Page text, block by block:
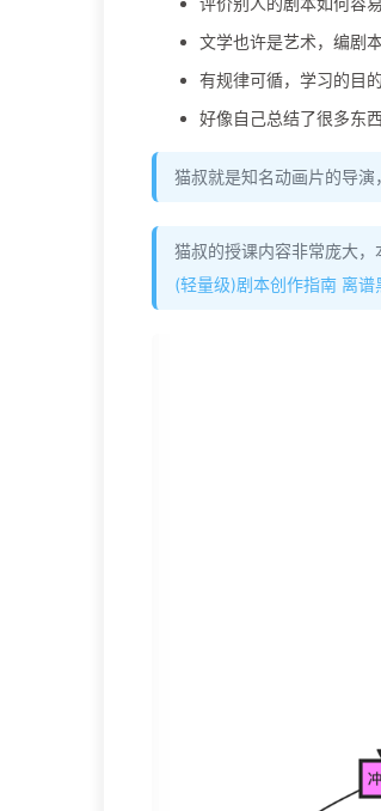
文学也许是艺术，编剧
有规律可循，学习的目
好像自己总结了很多东
猫叔就是知名动画片的导演
猫叔的授课内容非常庞大
(轻量级)剧本创作指南 离